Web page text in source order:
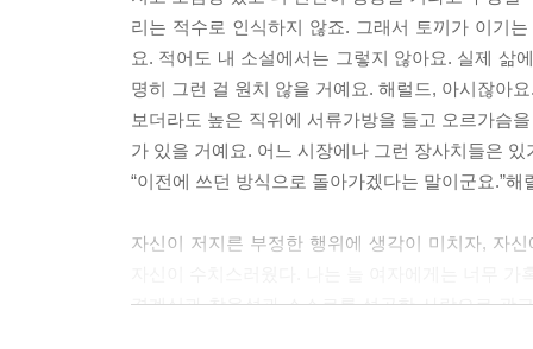
리는 적수로 인식하지 않죠. 그래서 토끼가 이기
요. 적어도 내 소설에서는 그렇지 않아요. 실제 삶
명히 그런 걸 원치 않을 거예요. 해럴드, 아시잖아
보더라도 높은 직위에 서류가방을 들고 오르가슴
가 있을 거예요. 어느 시장에나 그런 장사치들은 있
“이전에 쓰던 방식으로 돌아가겠다는 말이군요.”
자신이 저지른 부정한 행위에 생각이 미치자, 자
경계심과 참을성과 스스로를 성공한 사람으로 광